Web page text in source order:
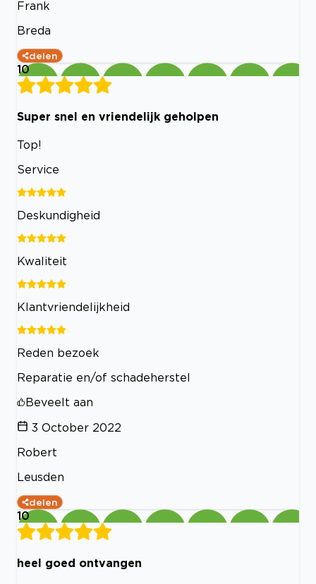
Frank
Breda
delen
10
Super snel en vriendelijk geholpen
Top!
Service
Deskundigheid
Kwaliteit
Klantvriendelijkheid
Reden bezoek
Reparatie en/of schadeherstel
Beveelt aan
3 October 2022
Robert
Leusden
delen
10
heel goed ontvangen